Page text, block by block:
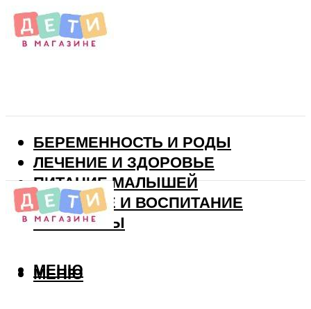
БЕРЕМЕННОСТЬ И РОДЫ
ЛЕЧЕНИЕ И ЗДОРОВЬЕ
ПИТАНИЕ МАЛЫШЕЙ
РАЗВИТИЕ И ВОСПИТАНИЕ
ВИТАМИНЫ
МЕНЮ
МЕНЮ